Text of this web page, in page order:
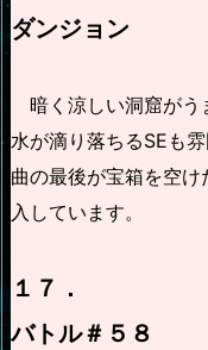
ダンジョン
暗く涼しい洞窟がう
水が滴り落ちるSEも
曲の最後が宝箱を空
入しています。
１７．
バトル＃５８